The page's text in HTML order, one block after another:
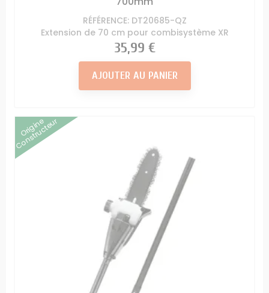
RÉFÉRENCE: DT20685-QZ
Extension de 70 cm pour combisystème XR
Prix
35,99 €
AJOUTER AU PANIER
Origine
Constructeur